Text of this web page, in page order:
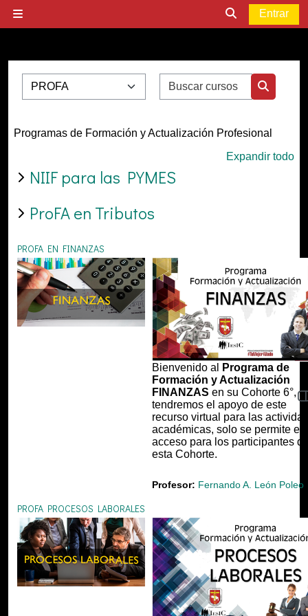
Selector de
Entrar
Buscar
Buscar
Programas de Formación y Actualización Profesional
Expandir todo
NIIF para las PYMES
ProFA en Tributos
PROFA EN FINANZAS
Bienvenido al
Programa de
Formación y Actualización
FINANZAS en su Cohorte 6°,
tendremos el apoyo de este
recurso virtual para las
académicas, solo se permite el
acceso para los participantes
esta Cohorte.
Profesor: Fernando A. León Poleo
PROFA PROCESOS LABORALES